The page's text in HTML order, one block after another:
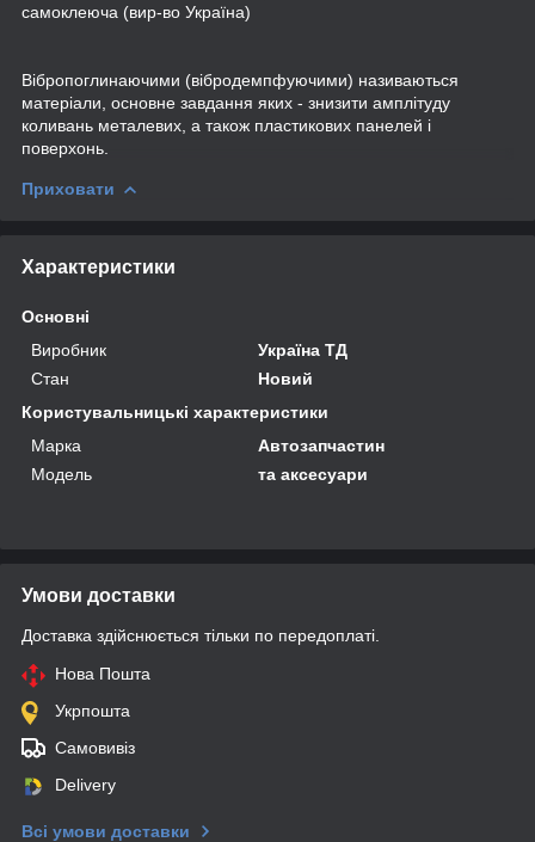
самоклеюча (вир-во Україна)
Вібропоглинаючими (вібродемпфуючими) називаються
матеріали, основне завдання яких - знизити амплітуду
коливань металевих, а також пластикових панелей і
поверхонь.
Приховати
Характеристики
Основні
Виробник
Україна ТД
Стан
Новий
Користувальницькі характеристики
Марка
Автозапчастин
Мoдель
та аксесуари
Умови доставки
Доставка здійснюється тільки по передоплаті.
Нова Пошта
Укрпошта
Самовивіз
Delivery
Всі умови доставки